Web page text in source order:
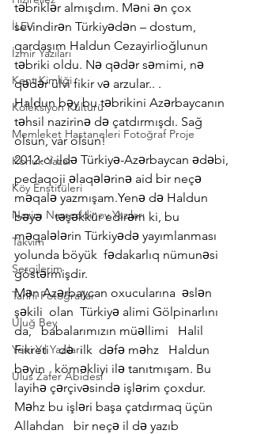
İLEV
İzmir Yazıları
Kent Kimliği
Koleksiyon Kültürü
Memleket Hastaneleri Fotoğraf Proje
Konuk Yazar
Köy Enstitüleri
Nazim Nasreddinov Yazıları
Takvim
Sergilerim
Tarihi Fotoğraflar
Uluğ Bey
Yeni Yıl Yazıları
Ulus Zafer Abidesi
təbriklər almışdım. Məni ən çox
sevindirən Türkiyədən – dostum,
qardaşım Haldun Cezayirlioğlunun
təbriki oldu. Nə qədər səmimi, nə
qədər ülvi fikir və arzular.. .
Haldun bəy bu təbrikini Azərbaycanın
təhsil nazirinə də çatdırmışdı. Sağ
olsun, var olsun!
2012-ci ildə Türkiyə-Azərbaycan ədəbi,
pedaqoji əlaqələrinə aid bir neçə
məqalə yazmışam.Yenə də Haldun
bəyə    təşəkkür edirəm ki, bu
məqalələrin Türkiyədə yayımlanması
yolunda böyük  fədakarlıq nümunəsi
göstərmişdir.
Mən Azərbaycan oxucularına  əslən
şəkili  olan  Türkiyə alimi Gölpinarlını
da,   babalarımızın müəllimi   Halil
Fikreti   də  ilk  dəfə məhz   Haldun
bəyin   köməkliyi ilə tanıtmışam. Bu
layihə çərçivəsində işlərim çoxdur.
Məhz bu işləri başa çatdırmaq üçün
Allahdan   bir neçə il də yazıb